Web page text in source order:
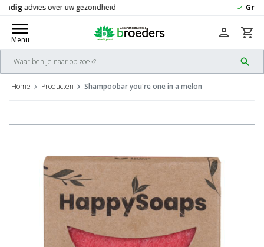
check Gratisverzending vanaf 50,-
menu
Menu
search
person shopping_cart
Home Producten Shampoobar you're one in a melon